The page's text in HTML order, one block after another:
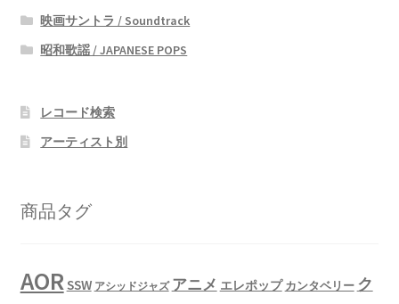
映画サントラ / Soundtrack
昭和歌謡 / JAPANESE POPS
レコード検索
アーティスト別
商品タグ
AORSSW アシッドジャズ アニメ エレポップ カンタベリー ク